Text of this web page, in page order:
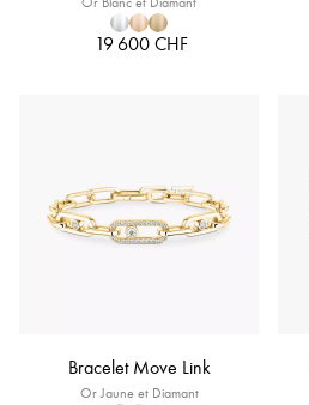
19 600 CHF
Bracelet Move Link
Or Jaune et Diamant